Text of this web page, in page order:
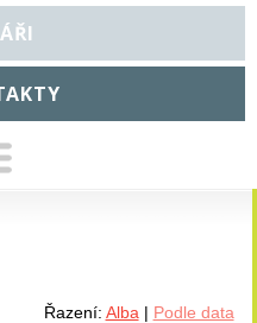
Řazení: Alba | Podle data